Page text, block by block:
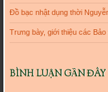
Đồ bạc nhật dụng thời
Trưng bày, giới thiệu các
BÌNH LUẬN GẦN ĐÂY